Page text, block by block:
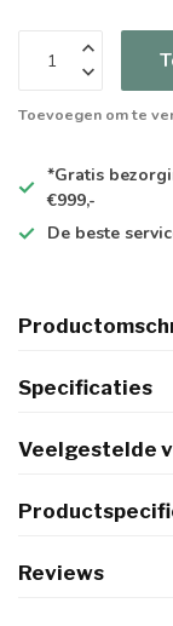
Toevoegen om te
*Gratis
€999,-
De beste
Specificaties
Veelgestelde
Reviews